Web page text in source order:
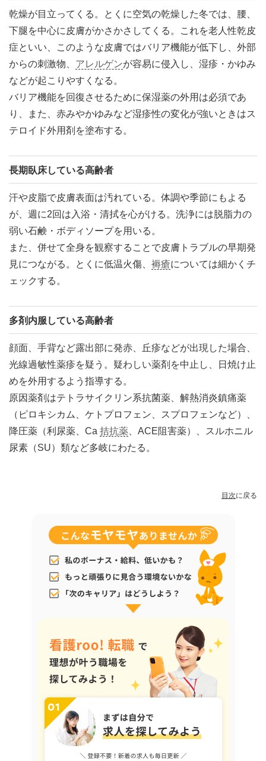
乾燥が目立ってくる。とくに空気の乾燥した冬では、腰、
下腿を中心に皮膚がかさかさしてくる。これを老人性乾皮
症といい、このような皮膚ではバリア機能が低下し、外部
からの刺激物、 アレルゲンが容易に侵入し、湿疹・かゆみ
などが起こりやすくなる。
バリア機能を回復させるために保湿薬の外用は必須であ
り、また、赤みやかゆみなど湿疹性の変化が強いときはス
テロイド外用剤を塗布する。
長期臥床している高齢者
汗や皮脂で皮膚表面は汚れている。体調や季節にもよる
が、週に2回は入浴・清拭を心がける。洗浄には脱脂力の
弱い石鹸・ボディソープを用いる。
また、併せて全身を観察することで皮膚トラブルの早期発
見につながる。とくに低温火傷、 褥瘡については細かくチ
ェックする。
多剤内服している高齢者
顔面、手背など露出部に発赤、丘疹などが出現した場合、
光線過敏性薬疹を疑う。疑わしい薬剤を中止し、日焼け止
めを外用するよう指導する。
原因薬剤はテトラサイクリン系抗菌薬、解熱消炎鎮痛薬
（ピロキシカム、ケトプロフェン、スプロフェンなど）、
降圧薬（利尿薬、Ca 拮抗薬 、ACE阻害薬）、スルホニル
尿素（SU）類など多岐にわたる。
目次に戻る